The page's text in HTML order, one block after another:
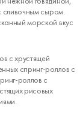
сливочным сыром.
морской вкус
с хрустящей
спринг-роллов с
роллов с
рисовых